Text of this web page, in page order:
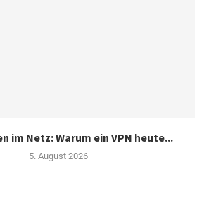
im Netz: Warum ein VPN heute...
5. August 2026